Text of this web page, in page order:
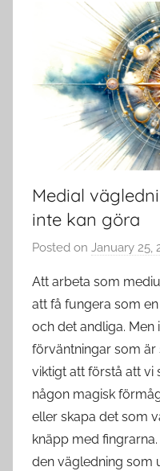
Medial
inte kan göra
Posted on January 25,
Att arbeta som
att få fungera som
och det andliga.
förväntningar som är
viktigt att förstå att vi
någon magisk
eller skapa det som
knäpp med
den vägledning som